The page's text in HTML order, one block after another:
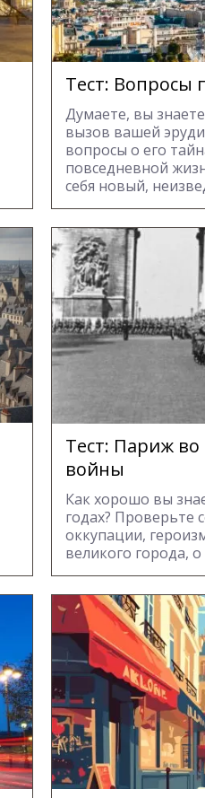
Тест: Вопросы
Думаете, вы
вызов вашей
вопросы о его
повседневной
себя новый,
Тест: Париж
войны
Как хорошо вы
годах? Проверьте
оккупации,
великого города,